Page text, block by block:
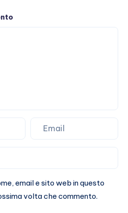
email e sito web in questo
volta che commento.